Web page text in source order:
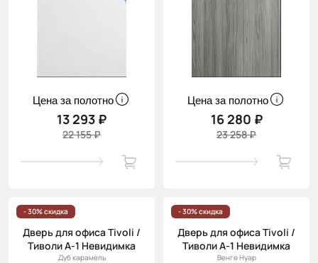
Цена за полотно
13 293 ₽
22 155 ₽
Цена за полотно
16 280 ₽
23 258 ₽
- 30% скидка
Дверь для офиса Tivoli /
Тиволи А-1 Невидимка
Дуб карамель
- 30% скидка
Дверь для офиса Tivoli /
Тиволи А-1 Невидимка
Венге Нуар